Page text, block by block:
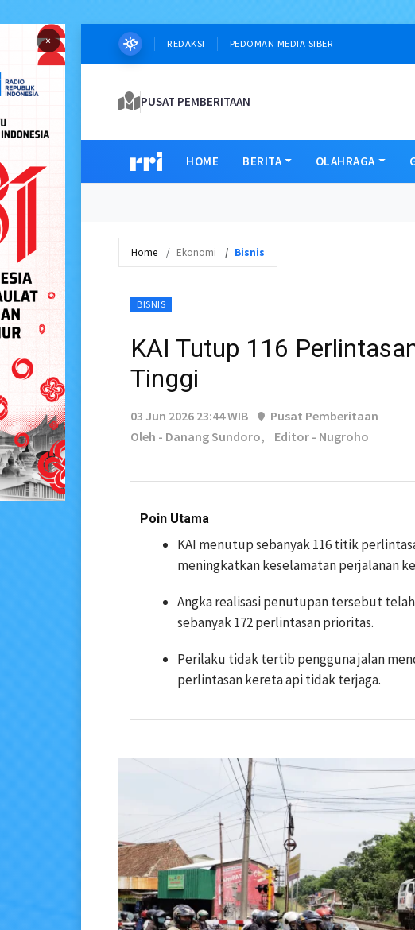
× REDAKSI PEDOMAN MEDIA SIBER
PUSAT PEMBERITAAN
HOME BERITA OLAHRAGA
Home Ekonomi Bisnis
BISNIS
KAI Tutup 116
Tinggi
03 Jun 2026 23:44 WIB
Pusat Pemberitaan
Oleh - Danang Sundoro,
Editor - Nugroho
Poin Utama
KAI menutup sebanyak 116 titik
meningkatkan keselamatan perjalanan
Angka realisasi penutupan tersebut
sebanyak 172 perlintasan prioritas.
Perilaku tidak tertib pengguna jalan
perlintasan kereta api tidak terjaga.